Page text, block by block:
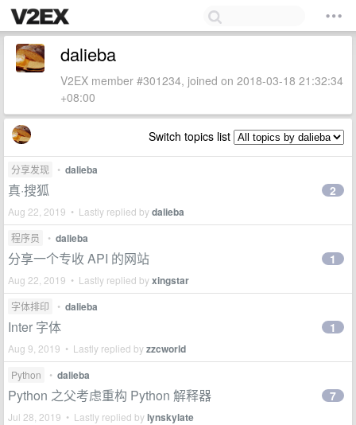
dalieba
V2EX member #301234, joined on 2018-03-18 21:32:34
+08:00
Switch topics list
分享发现 • dalieba
真·搜狐
Aug 22, 2019 • Lastly replied bydalieba
2
程序员 • dalieba
分享一个专收 API 的网站
Aug 22, 2019 • Lastly replied byxingstar
1
字体排印 • dalieba
Inter 字体
Aug 9, 2019 • Lastly replied byzzcworld
1
Python • dalieba
Python 之父考虑重构 Python 解释器
Jul 28, 2019 • Lastly replied bylynskylate
7